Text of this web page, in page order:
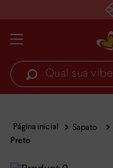
Qual sua vibe hoje?
Sapato
Preto